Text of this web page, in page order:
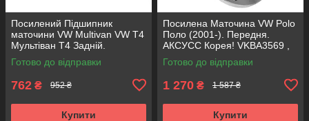
Посилений Підшипник
маточини VW Multivan VW T4
Мультіван Т4 Задній.
АКСУСС Корея! VKBA3406 ,
R140.97 , 713610340
Готово до відправки
762 ₴ 952 ₴
Купити
Посилена Маточина VW Polo
Поло (2001-). Передня.
АКСУСС Корея! VKBA3569 ,
R157.32 , 713610470
Готово до відправки
1 270 ₴ 1 587 ₴
Купити